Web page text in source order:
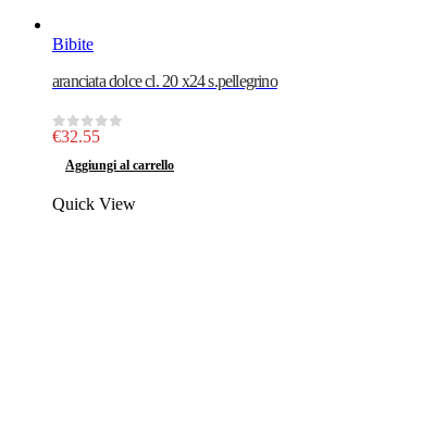
Bibite
aranciata dolce cl. 20 x24 s.pellegrino
0out of 5
€32.55
Aggiungi al carrello
Quick View